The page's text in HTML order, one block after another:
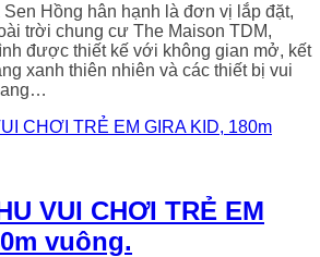
Hồng hân hạnh là đơn vị lắp đặt,
trời chung cư The Maison TDM,
được thiết kế với không gian mở, kết
xanh thiên nhiên và các thiết bị vui
VUI CHƠI TRẺ EM
vuông.